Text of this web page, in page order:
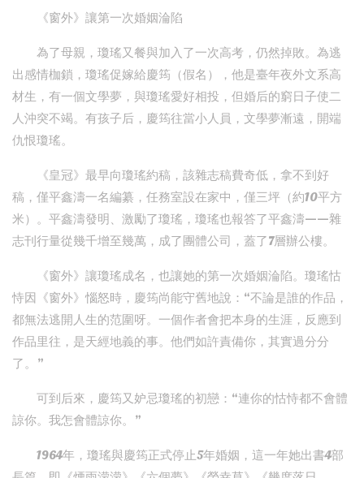
《窗外》讓第一次婚姻淪陷
為了母親，瓊瑤又餐與加入了一次高考，仍然掉敗。為逃
出感情枷鎖，瓊瑤促嫁給慶筠（假名），他是臺年夜外文系高
材生，有一個文學夢，與瓊瑤愛好相投，但婚后的窮日子使二
人沖突不竭。有孩子后，慶筠往當小人員，文學夢漸遠，開端
仇恨瓊瑤。
《皇冠》最早向瓊瑤約稿，該雜志稿費奇低，拿不到好
稿，僅平鑫濤一名編纂，任務室設在家中，僅三坪（約10平方
米）。平鑫濤發明、激勵了瓊瑤，瓊瑤也報答了平鑫濤——雜
志刊行量從幾千增至幾萬，成了團體公司，蓋了7層辦公樓。
《窗外》讓瓊瑤成名，也讓她的第一次婚姻淪陷。瓊瑤怙
恃因《窗外》惱怒時，慶筠尚能守舊地說：“不論是誰的作品，
都無法逃開人生的范圍呀。一個作者會把本身的生涯，反應到
作品里往，是天經地義的事。他們如許責備你，其實過分分
了。”
可到后來，慶筠又妒忌瓊瑤的初戀：“連你的怙恃都不會體
諒你。我怎會體諒你。”
1964年，瓊瑤與慶筠正式停止5年婚姻，這一年她出書4部